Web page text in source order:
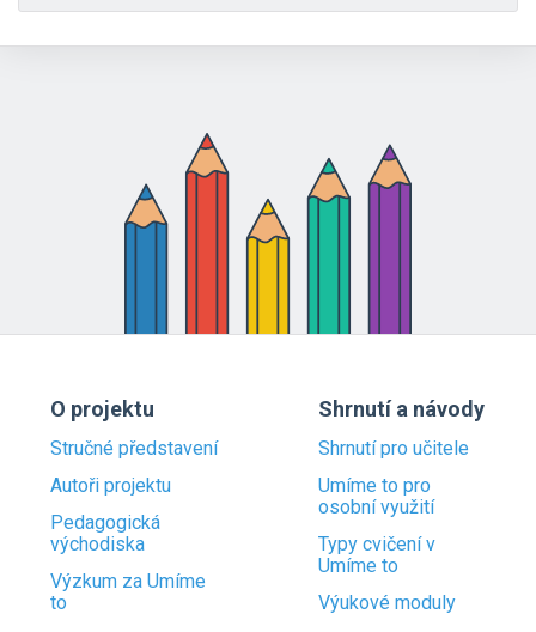
O projektu
Stručné představení
Autoři projektu
Pedagogická
východiska
Výzkum za Umíme
to
Shrnutí a návody
Shrnutí pro učitele
Umíme to pro
osobní využití
Typy cvičení v
Umíme to
Výukové moduly